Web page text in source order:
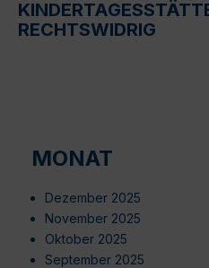
RECHTSWIDRIG
MONAT
Dezember 2025
November 2025
Oktober 2025
September 2025